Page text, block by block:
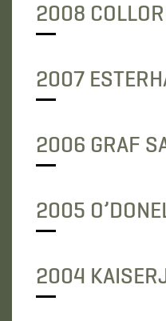
2008
2007
2006 GRAF
2005
2004